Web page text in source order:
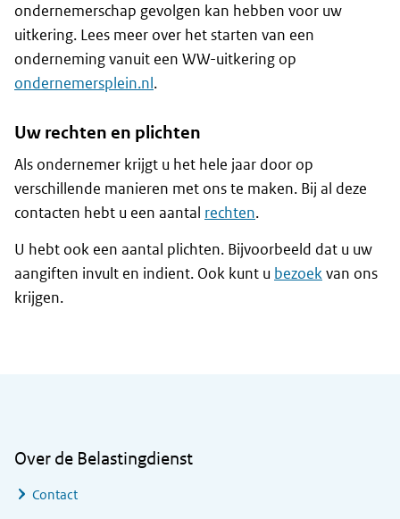
ondernemerschap gevolgen kan hebben voor uw
uitkering. Lees meer over het starten van een
onderneming vanuit een WW-uitkering op
ondernemersplein.nl.
Uw rechten en plichten
Als ondernemer krijgt u het hele jaar door op
verschillende manieren met ons te maken. Bij al deze
contacten hebt u een aantal rechten.
U hebt ook een aantal plichten. Bijvoorbeeld dat u uw
aangiften invult en indient. Ook kunt u bezoekvan ons
krijgen.
Over de Belastingdienst
Contact